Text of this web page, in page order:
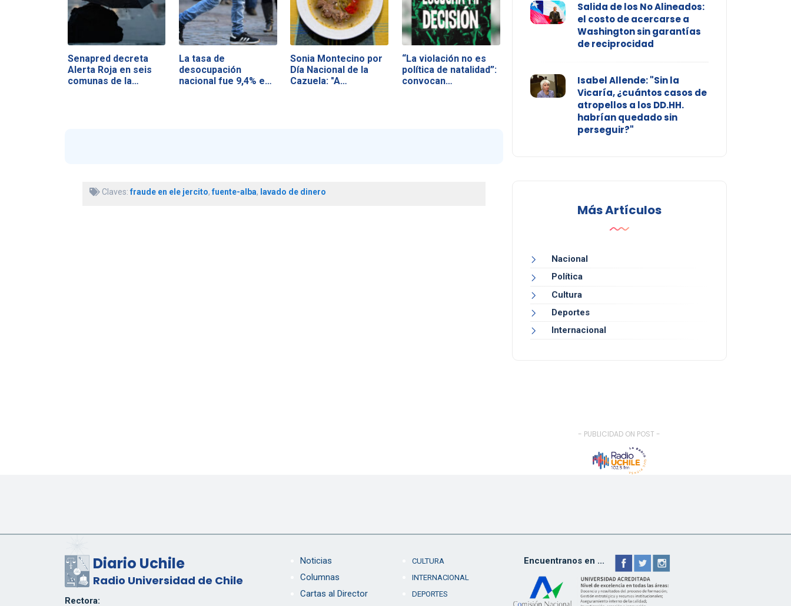
Senapred decreta
Alerta Roja en seis
comunas de la…
La tasa de
desocupación
nacional fue 9,4% en
Sonia Montecino por
Día Nacional de la
Cazuela: "A…
“La violación no es
política de natalidad”:
convocan…
Claves:fraude en ele jercito,fuente-alba, lavado de dinero
Salida de los No Alineados:
el costo de acercarse a
Washington sin garantías
de reciprocidad
Isabel Allende: "Sin la
Vicaría, ¿cuántos casos de
atropellos a los DD.HH.
habrían quedado sin
perseguir?"
Más Artículos
Nacional
Política
Cultura
Deportes
Internacional
- PUBLICIDAD ON POST -
Diario Uchile
Radio Universidad de Chile
Rectora:
Noticias
Columnas
Cartas al Director
CULTURA
INTERNACIONAL
DEPORTES
Encuentranos en ...